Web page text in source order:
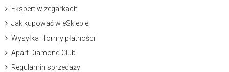
Ekspert w zegarkach
Jak kupować w eSklepie
Wysyłka i formy płatności
Apart Diamond Club
Regulamin sprzedaży